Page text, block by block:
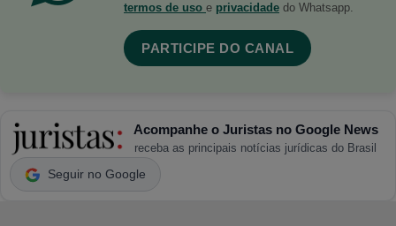
termos de uso e privacidade do Whatsapp.
PARTICIPE DO CANAL
Acompanhe o Juristas no Google News
receba as principais notícias jurídicas do Brasil
Seguir no Google